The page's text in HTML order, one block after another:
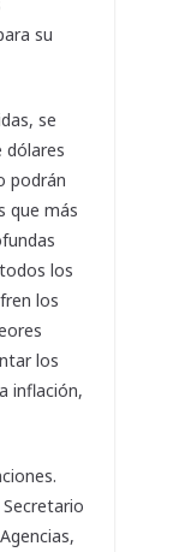
su
se
dólares
podrán
que más
los
los
los
inflación,